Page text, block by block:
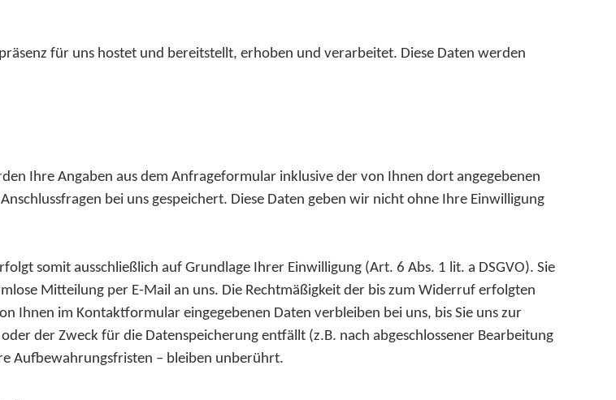
für uns hostet und bereitstellt, erhoben und verarbeitet. Diese Daten werden
Ihre Angaben aus dem Anfrageformular inklusive der von Ihnen dort angegebenen
bei uns gespeichert. Diese Daten geben wir nicht ohne Ihre Einwilligung
somit ausschließlich auf Grundlage Ihrer Einwilligung (Art. 6 Abs. 1 lit. a DSGVO). Sie
Mitteilung per E-Mail an uns. Die Rechtmäßigkeit der bis zum Widerruf erfolgten
im Kontaktformular eingegebenen Daten verbleiben bei uns, bis Sie uns zur
der Zweck für die Datenspeicherung entfällt (z.B. nach abgeschlossener Bearbeitung
Aufbewahrungsfristen – bleiben unberührt.